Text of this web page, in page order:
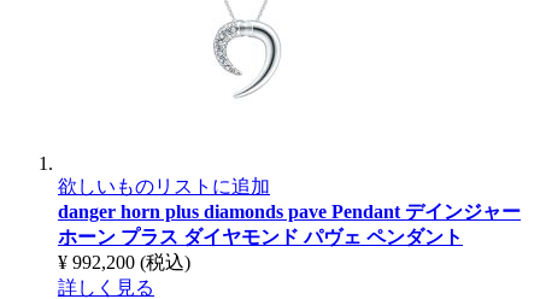
欲しいものリストに追加
danger horn plus diamonds pave Pendant デインジャー
ホーン プラス ダイヤモンド パヴェ ペンダント
¥ 992,200 (税込)
詳しく見る